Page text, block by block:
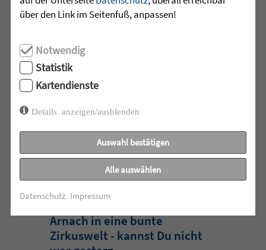
die Schulzeit
das Team des Schulkindergartens der
Leopoldschule in Altshausen die
Vorschüler mit einer bunten und
emotionalen ...
mehr lesen
• HÖR-SPRACHZENTRUM
220 Kinder verwandeln
Arnach in eine bunte
Zirkuswelt - kannst Du nicht
über den Link im Seitenfuß, anpassen!
Notwendig
Statistik
Kartendienste
Details anzeigen/ausblenden
Auswahl bestätigen
Alle auswählen
Datenschutz Impressum